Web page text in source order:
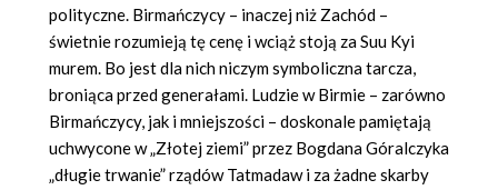
polityczne. Birmańczycy – inaczej niż Zachód –
świetnie rozumieją tę cenę i wciąż stoją za Suu Kyi
murem. Bo jest dla nich niczym symboliczna tarcza,
broniąca przed generałami. Ludzie w Birmie – zarówno
Birmańczycy, jak i mniejszości – doskonale pamiętają
uchwycone w „Złotej ziemi” przez Bogdana Góralczyka
„długie trwanie” rządów Tatmadaw i za żadne skarby